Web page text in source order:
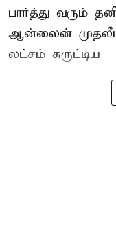
பார்த்து வரும்
ஆன்லைன்
லட்சம் சுருட்டிய